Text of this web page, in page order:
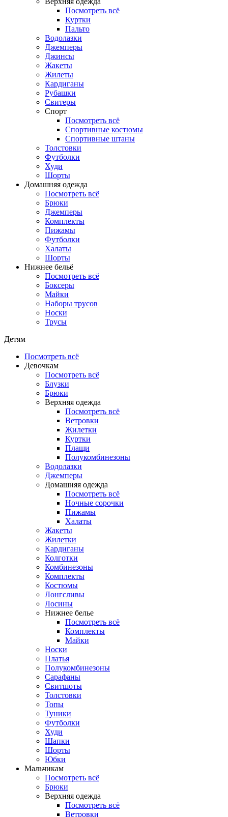
Посмотреть всё
Куртки
Пальто
Водолазки
Джемперы
Джинсы
Жакеты
Жилеты
Кардиганы
Рубашки
Свитеры
Спорт
Посмотреть всё
Спортивные костюмы
Спортивные штаны
Толстовки
Футболки
Худи
Шорты
Домашняя одежда
Посмотреть всё
Брюки
Джемперы
Комплекты
Пижамы
Футболки
Халаты
Шорты
Нижнее бельё
Посмотреть всё
Боксеры
Майки
Наборы трусов
Носки
Трусы
Детям
Посмотреть всё
Девочкам
Посмотреть всё
Блузки
Брюки
Верхняя одежда
Посмотреть всё
Ветровки
Жилетки
Куртки
Плащи
Полукомбинезоны
Водолазки
Джемперы
Домашняя одежда
Посмотреть всё
Ночные сорочки
Пижамы
Халаты
Жакеты
Жилетки
Кардиганы
Колготки
Комбинезоны
Комплекты
Костюмы
Лонгсливы
Лосины
Нижнее белье
Посмотреть всё
Комплекты
Майки
Носки
Платья
Полукомбинезоны
Сарафаны
Свитшоты
Толстовки
Топы
Туники
Футболки
Худи
Шапки
Шорты
Юбки
Мальчикам
Посмотреть всё
Брюки
Верхняя одежда
Посмотреть всё
Ветровки